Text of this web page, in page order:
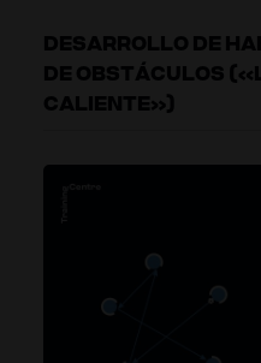
DESARROLLO DE
DE OBSTÁCULOS
CALIENTE»)